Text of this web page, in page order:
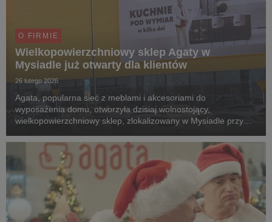
O FIRMIE
Wielkopowierzchniowy sklep Agaty w
Mysiadle już otwarty dla klientów
26 lutego 2026
Agata, popularna sieć z meblami i akcesoriami do
wyposażenia domu, otworzyła dzisiaj wolnostojący,
wielkopowierzchniowy sklep, zlokalizowany w Mysiadle przy
marka wnętrzarska zrealizowała w tym miesiącu już dru...